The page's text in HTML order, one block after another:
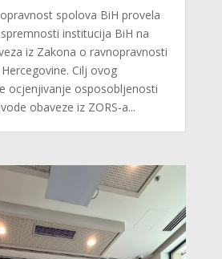
spolova BiH provela
institucija BiH na
iz Zakona o ravnopravnosti
Cilj ovog
ocjenjivanje osposobljenosti
obaveze iz ZORS-a...